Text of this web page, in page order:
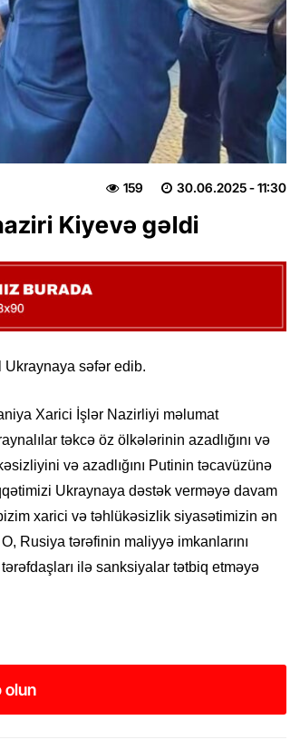
30.06.2025- 11:30
159
Kiyevə gəldi
Ukraynaya səfər edib.
Xarici İşlər Nazirliyi məlumat
təkcə öz ölkələrinin azadlığını və
və azadlığını Putinin təcavüzünə
Ukraynaya dəstək verməyə davam
xarici və təhlükəsizlik siyasətimizin ən
Rusiya tərəfinin maliyyə imkanlarını
ilə sanksiyalar tətbiq etməyə
olun